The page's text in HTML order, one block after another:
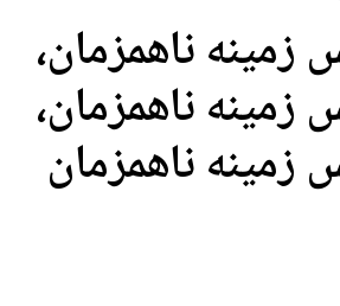
ناهمزمان،
ناهمزمان،
ناهمزمان